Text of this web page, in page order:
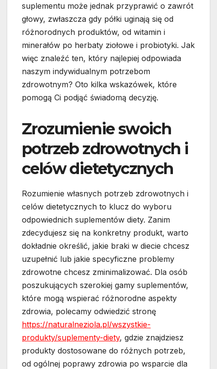
suplementu może jednak przyprawić o zawrót
głowy, zwłaszcza gdy półki uginają się od
różnorodnych produktów, od witamin i
minerałów po herbaty ziołowe i probiotyki. Jak
więc znaleźć ten, który najlepiej odpowiada
naszym indywidualnym potrzebom
zdrowotnym? Oto kilka wskazówek, które
pomogą Ci podjąć świadomą decyzję.
Zrozumienie swoich
potrzeb zdrowotnych i
celów dietetycznych
Rozumienie własnych potrzeb zdrowotnych i
celów dietetycznych to klucz do wyboru
odpowiednich suplementów diety. Zanim
zdecydujesz się na konkretny produkt, warto
dokładnie określić, jakie braki w diecie chcesz
uzupełnić lub jakie specyficzne problemy
zdrowotne chcesz zminimalizować. Dla osób
poszukujących szerokiej gamy suplementów,
które mogą wspierać różnorodne aspekty
zdrowia, polecamy odwiedzić stronę
https://naturalneziola.pl/wszystkie-
produkty/suplementy-diety, gdzie znajdziesz
produkty dostosowane do różnych potrzeb,
od ogólnej poprawy zdrowia po wsparcie dla